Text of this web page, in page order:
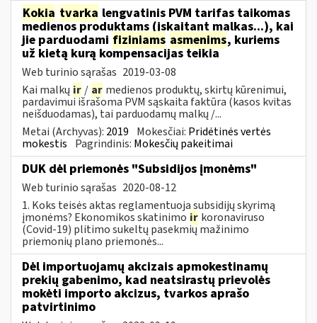
Kokia tvarka lengvatinis PVM tarifas taikomas
medienos produktams (įskaitant malkas...), kai
jie parduodami fiziniams asmenims, kuriems
už kietą kurą kompensacijas teikia
Web turinio sąrašas 2019-03-08
Kai malkų ir / ar medienos produktų, skirtų kūrenimui,
pardavimui išrašoma PVM sąskaita faktūra (kasos kvitas
neišduodamas), tai parduodamų malkų /...
Metai (Archyvas): 2019 Mokesčiai: Pridėtinės vertės
mokestis Pagrindinis: Mokesčių pakeitimai
DUK dėl priemonės "Subsidijos įmonėms"
Web turinio sąrašas 2020-08-12
1. Koks teisės aktas reglamentuoja subsidijų skyrimą
įmonėms? Ekonomikos skatinimo ir koronaviruso
(Covid-19) plitimo sukeltų pasekmių mažinimo
priemonių plano priemonės...
Dėl importuojamų akcizais apmokestinamų
prekių gabenimo, kad neatsirastų prievolės
mokėti importo akcizus, tvarkos aprašo
patvirtinimo